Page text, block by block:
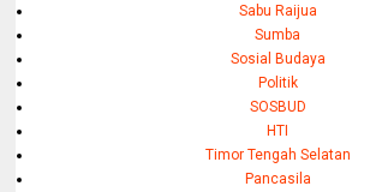
Sabu Raijua
Sumba
Sosial Budaya
Politik
SOSBUD
HTI
Timor Tengah Selatan
Pancasila